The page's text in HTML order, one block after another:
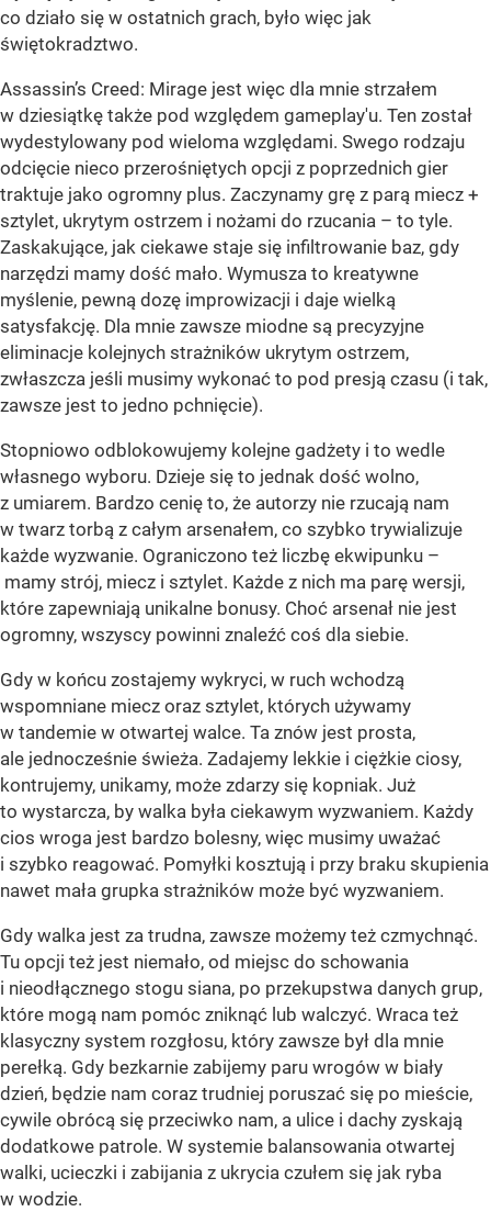
co działo się w ostatnich grach, było więc jak
świętokradztwo.
Assassin’s Creed: Mirage jest więc dla mnie strzałem
w dziesiątkę także pod względem gameplay'u. Ten został
wydestylowany pod wieloma względami. Swego rodzaju
odcięcie nieco przerośniętych opcji z poprzednich gier
traktuje jako ogromny plus. Zaczynamy grę z parą miecz +
sztylet, ukrytym ostrzem i nożami do rzucania – to tyle.
Zaskakujące, jak ciekawe staje się infiltrowanie baz, gdy
narzędzi mamy dość mało. Wymusza to kreatywne
myślenie, pewną dozę improwizacji i daje wielką
satysfakcję. Dla mnie zawsze miodne są precyzyjne
eliminacje kolejnych strażników ukrytym ostrzem,
zwłaszcza jeśli musimy wykonać to pod presją czasu (i tak,
zawsze jest to jedno pchnięcie).
Stopniowo odblokowujemy kolejne gadżety i to wedle
własnego wyboru. Dzieje się to jednak dość wolno,
z umiarem. Bardzo cenię to, że autorzy nie rzucają nam
w twarz torbą z całym arsenałem, co szybko trywializuje
każde wyzwanie. Ograniczono też liczbę ekwipunku –
mamy strój, miecz i sztylet. Każde z nich ma parę wersji,
które zapewniają unikalne bonusy. Choć arsenał nie jest
ogromny, wszyscy powinni znaleźć coś dla siebie.
Gdy w końcu zostajemy wykryci, w ruch wchodzą
wspomniane miecz oraz sztylet, których używamy
w tandemie w otwartej walce. Ta znów jest prosta,
ale jednocześnie świeża. Zadajemy lekkie i ciężkie ciosy,
kontrujemy, unikamy, może zdarzy się kopniak. Już
to wystarcza, by walka była ciekawym wyzwaniem. Każdy
cios wroga jest bardzo bolesny, więc musimy uważać
i szybko reagować. Pomyłki kosztują i przy braku skupienia
nawet mała grupka strażników może być wyzwaniem.
Gdy walka jest za trudna, zawsze możemy też czmychnąć.
Tu opcji też jest niemało, od miejsc do schowania
i nieodłącznego stogu siana, po przekupstwa danych grup,
które mogą nam pomóc zniknąć lub walczyć. Wraca też
klasyczny system rozgłosu, który zawsze był dla mnie
perełką. Gdy bezkarnie zabijemy paru wrogów w biały
dzień, będzie nam coraz trudniej poruszać się po mieście,
cywile obrócą się przeciwko nam, a ulice i dachy zyskają
dodatkowe patrole. W systemie balansowania otwartej
walki, ucieczki i zabijania z ukrycia czułem się jak ryba
w wodzie.